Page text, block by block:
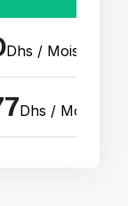
Dhs / Mois
Dhs / Mois